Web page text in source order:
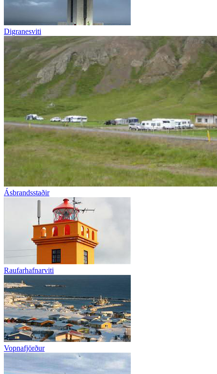
Digranesviti
Ásbrandsstaðir
Raufarhafnarviti
Vopnafjörður